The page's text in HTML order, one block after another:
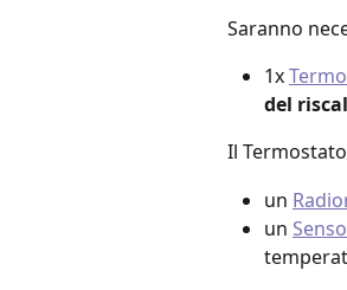
Saranno
1x
del
Il
un
un